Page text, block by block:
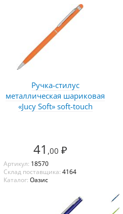
Ручка-стилус
металлическая шариковая
«Jucy Soft» soft-touch
41 ,00 ₽
Артикул: 18570
Склад поставщика: 4164
Каталог: Оазис